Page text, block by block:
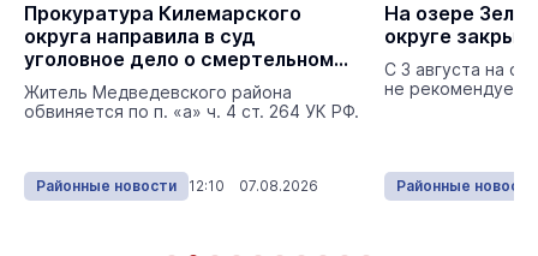
Прокуратура Килемарского
округа направила в суд
уголовное дело о смертельном
ДТП
Житель Медведевского района
обвиняется по п. «а» ч. 4 ст. 264 УК РФ.
Районные новости 12:10 07.08.2026
На озере
округе
С 3 августа на
не
Районные новости